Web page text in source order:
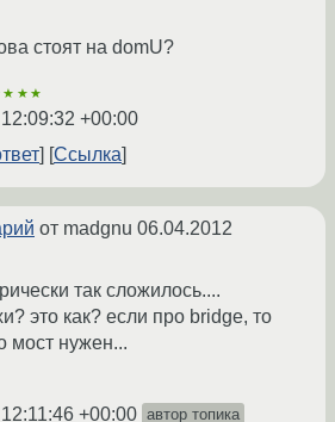
стоят на domU?
+00:00
Ссылка
от madgnu 06.04.2012
так сложилось....
это как? если про bridge, то
мост нужен...
+00:00 автор топика